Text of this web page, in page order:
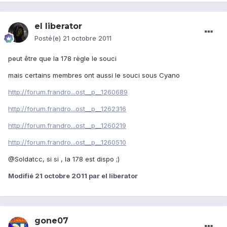
el liberator
Posté(e) 21 octobre 2011
peut être que la 178 règle le souci
mais certains membres ont aussi le souci sous Cyano
http://forum.frandro...ost__p__1260689
http://forum.frandro...ost__p__1262316
http://forum.frandro...ost__p__1260219
http://forum.frandro...ost__p__1260510
@Soldatcc, si si , la 178 est dispo ;)
Modifié 21 octobre 2011 par el liberator
gone07